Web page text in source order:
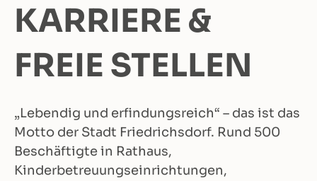
KARRIERE &
FREIE STELLEN
„Lebendig und erfindungsreich“ – das ist das
Motto der Stadt Friedrichsdorf. Rund 500
Beschäftigte in Rathaus,
Kinderbetreuungseinrichtungen,